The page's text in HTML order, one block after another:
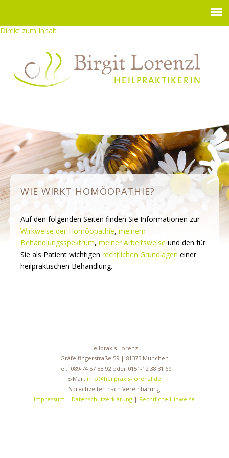
Direkt zum Inhalt
WIE WIRKT HOMÖOPATHIE?
Auf den folgenden Seiten finden Sie Informationen zur
Wirkweise der Homöopathie, meinem
Behandlungsspektrum, meiner Arbeitsweise und den für
Sie als Patient wichtigen rechtlichen Grundlagen einer
heilpraktischen Behandlung.
Heilpraxis Lorenzl
Gräfelfingerstraße 59 | 81375 München
Tel.: 089-74 57 88 92 oder 0151-12 38 31 69
E-Mail: info@heilpraxis-lorenzl.de
Sprechzeiten nach Vereinbarung
Impressum | Datenschutzerklärung | Rechtliche Hinweise